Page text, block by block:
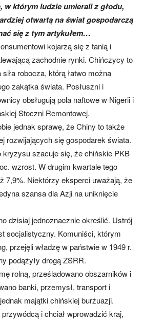
którym ludzie umierali z głodu,
otwartą na świat gospodarczą
się z tym artykułem…
kojarzą się z tanią i
zachodnie rynki. Chińczycy to
robocza, którą łatwo można
zakątka świata. Posłuszni i
obsługują pola naftowe w Nigerii i
Stoczni Remontowej.
jednak sprawę, że Chiny to także
rozwijających się gospodarek świata.
kryzysu szacuje się, że chińskie PKB
wzrost. W drugim kwartale tego
7,9%. Niektórzy eksperci uważają, że
szansa dla Azji na uniknięcie
dzisiaj jednoznacznie określić. Ustrój
socjalistyczny. Komuniści, którym
przejęli władzę w państwie w 1949 r.
podążyły drogą ZSRR.
rolną, prześladowano obszarników i
banki, przemysł, transport i
majątki chińskiej burżuazji.
i chciał wprowadzić kraj,